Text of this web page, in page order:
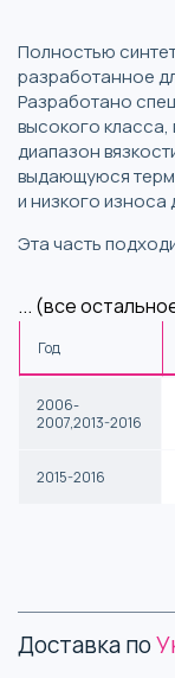
Полностью
разработанное
Разработано
высокого
диапазон
выдающуюся
и низкого износа
Эта часть
... (все
Год
2006-
2007,2013-2016
2015-2016
Доставка по